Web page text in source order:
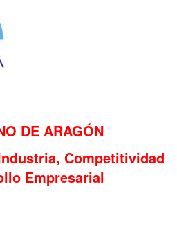
DE ARAGÓN
Competitividad
Empresarial